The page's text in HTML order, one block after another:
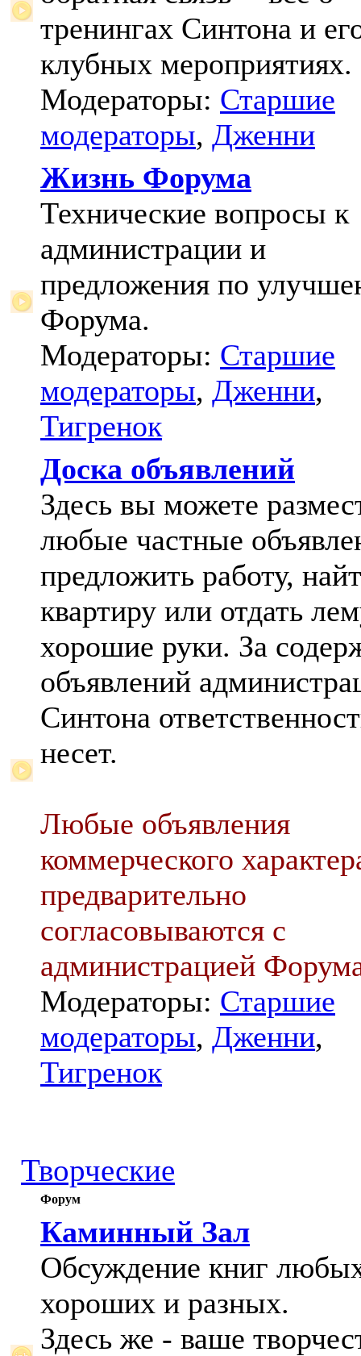
тренингах Синтона и
клубных мероприятиях.
Модераторы: Старшие
модераторы, Дженни
Жизнь Форума
Технические вопросы к
администрации и
предложения по
Форума.
Модераторы: Старшие
модераторы, Дженни,
Тигренок
Доска объявлений
Здесь вы можете
любые частные
предложить работу,
квартиру или отдать
хорошие руки. За
объявлений
Синтона
несет.
Любые объявления
коммерческого
предварительно
согласовываются с
администрацией
Модераторы: Старшие
модераторы, Дженни,
Тигренок
Творческие
Форум
Каминный Зал
Обсуждение книг
хороших и разных.
Здесь же - ваше